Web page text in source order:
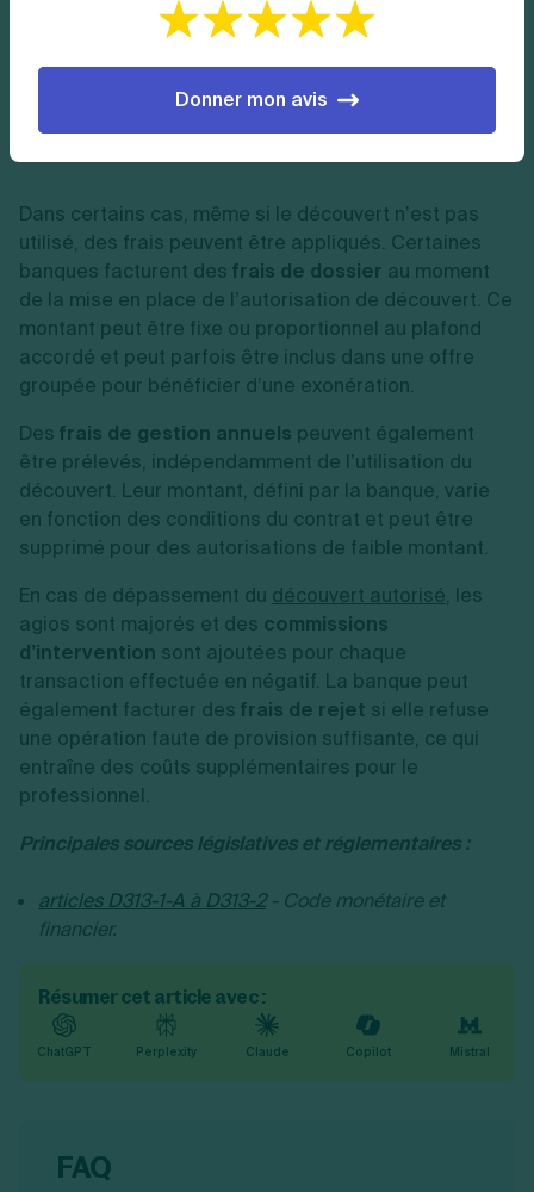
ces frais, bien que courants, ne sont
pas systématiques et dépendent des règles
appliquées par la banque.
Dans certains cas, même si le découvert n’est pas
utilisé, des frais peuvent être appliqués. Certaines
banques facturent des frais de dossier au moment
de la mise en place de l’autorisation de découvert. Ce
montant peut être fixe ou proportionnel au plafond
accordé et peut parfois être inclus dans une offre
groupée pour bénéficier d’une exonération.
Des frais de gestion annuels peuvent également
être prélevés, indépendamment de l’utilisation du
découvert. Leur montant, défini par la banque, varie
en fonction des conditions du contrat et peut être
supprimé pour des autorisations de faible montant.
En cas de dépassement du découvert autorisé, les
agios sont majorés et des commissions
d’intervention sont ajoutées pour chaque
transaction effectuée en négatif. La banque peut
également facturer des frais de rejet si elle refuse
une opération faute de provision suffisante, ce qui
entraîne des coûts supplémentaires pour le
professionnel.
Principales sources législatives et réglementaires :
articles D313-1-A à D313-2 - Code monétaire et
financier.
Résumer cet article avec :
ChatGPT Perplexity Claude Copilot Mistral
FAQ
Donner mon avis